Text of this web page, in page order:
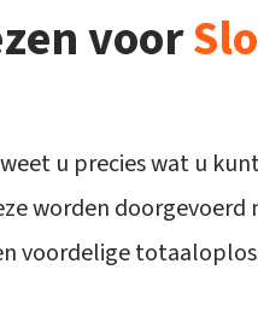
voor
u precies wat u
worden
voordelige